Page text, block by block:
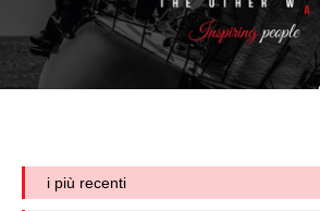
i più recenti